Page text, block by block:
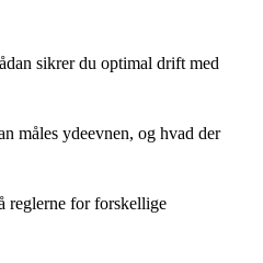
sikrer du optimal drift med
måles ydeevnen, og hvad der
reglerne for forskellige